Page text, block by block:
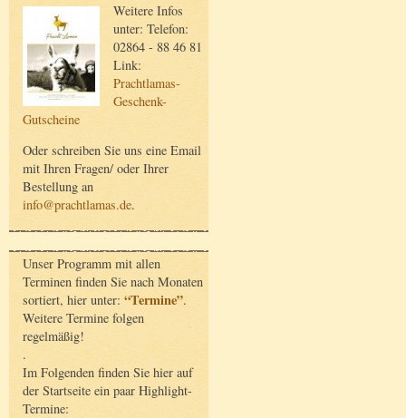
Weitere Infos
unter: Telefon:
02864 - 88 46 81
Link:
Prachtlamas-
Geschenk-
Gutscheine
Oder schreiben Sie uns eine Email
mit Ihren Fragen/ oder Ihrer
Bestellung an
info@prachtlamas.de.
Unser Programm mit allen
Terminen finden Sie nach Monaten
sortiert, hier unter: “Termine”.
Weitere Termine folgen
regelmäßig!
.
Im Folgenden finden Sie hier auf
der Startseite ein paar Highlight-
Termine: